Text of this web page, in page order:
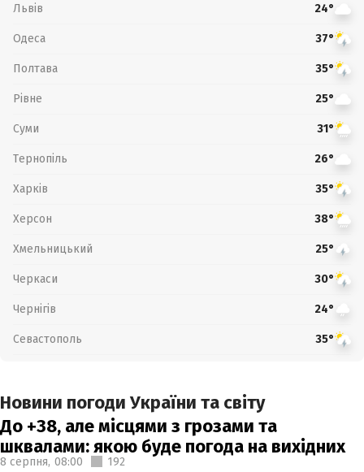
Львів 24°
Одеса 37°
Полтава 35°
Рівне 25°
Суми 31°
Тернопіль 26°
Харків 35°
Херсон 38°
Хмельницький 25°
Черкаси 30°
Чернігів 24°
Севастополь 35°
Новини погоди України та світу
До +38, але місцями з грозами та
шквалами: якою буде погода на вихідних
8 серпня, 08:00 192